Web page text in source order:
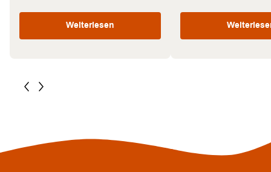
Weiterlesen